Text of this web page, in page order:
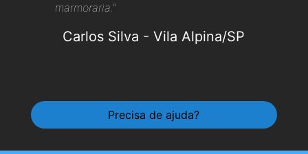
marmoraria."
Carlos Silva -Vila Alpina/SP
Precisa de ajuda?